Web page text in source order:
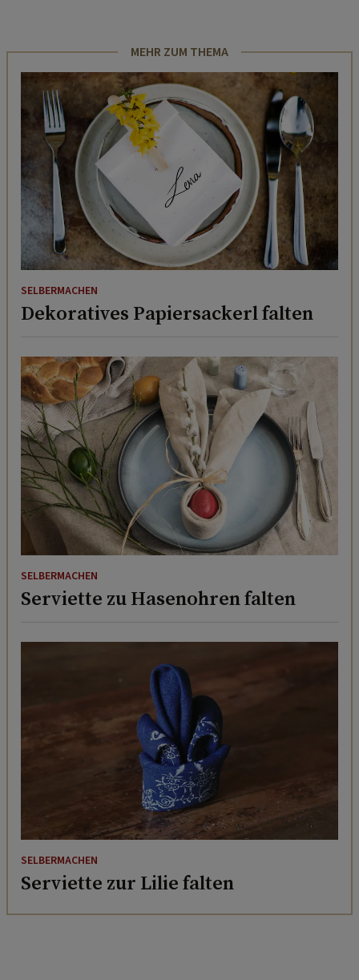
MEHR ZUM THEMA
SELBERMACHEN
Dekoratives Papiersackerl falten
SELBERMACHEN
Serviette zu Hasenohren falten
SELBERMACHEN
Serviette zur Lilie falten